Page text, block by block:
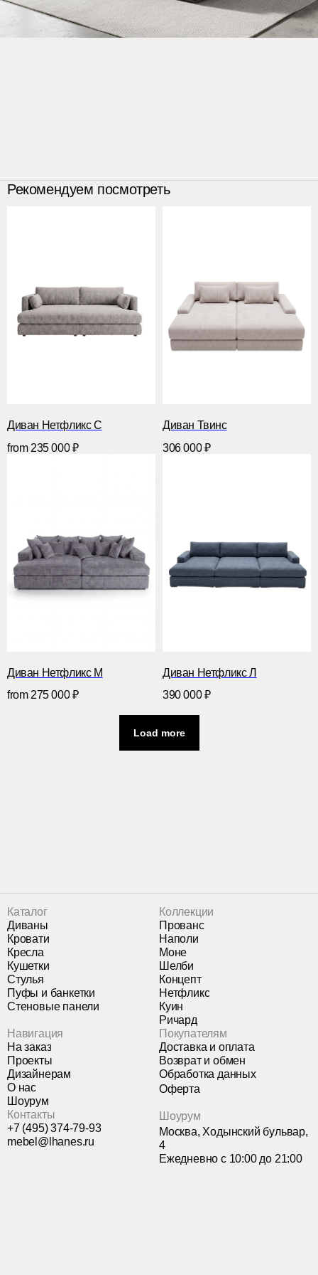
Рекомендуем посмотреть
Диван Нетфликс С
from 235 000 ₽
Диван Твинс
306 000 ₽
Диван Нетфликс М
from 275 000 ₽
Диван Нетфликс Л
390 000 ₽
Load more
Каталог
Диваны
Кровати
Кресла
Кушетки
Стулья
Пуфы и банкетки
Стеновые панели
Коллекции
Прованс
Наполи
Моне
Шелби
Концепт
Нетфликс
Куин
Ричард
Навигация
На заказ
Проекты
Дизайнерам
О нас
Шоурум
Покупателям
Доставка и оплата
Возврат и обмен
Обработка данных
Оферта
Контакты
+7 (495) 374-79-93
mebel@lhanes.ru
Шоурум
Москва, Ходынский бульвар,
4
Ежедневно с 10:00 до 21:00